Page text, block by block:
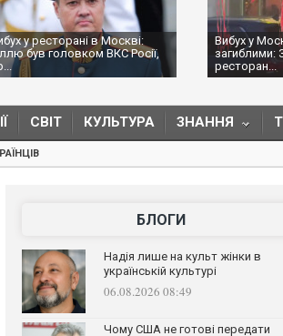
у ресторані в Москві:
був головком ВКС Росії,
Вибух у
загиблими:
ресторан...
СВІТ КУЛЬТУРА ЗНАННЯ
БЛОГИ
Надія лише на культ жінки в
українській культурі
06.08.2026 08:49
Чому США не готові передати